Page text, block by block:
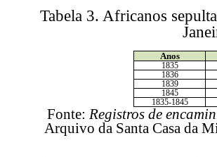
Tabela 3. Africanos
Anos
1835
1836
1839
1845
1835-1845
Fonte: Registros de
Arquivo da Santa Casa da